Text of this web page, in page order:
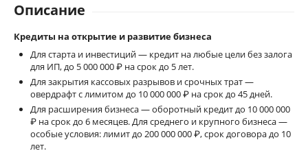
Описание
Кредиты на открытие и развитие бизнеса
Для старта и инвестиций — кредит на любые цели без залога
для ИП, до 5 000 000 ₽ на срок до 5 лет.
Для закрытия кассовых разрывов и срочных трат —
овердрафт с лимитом до 10 000 000 ₽ на срок до 45 дней.
Для расширения бизнеса — оборотный кредит до 10 000 000
₽ на срок до 6 месяцев. Для среднего и крупного бизнеса —
особые условия: лимит до 200 000 000 ₽, срок договора до 10
лет.